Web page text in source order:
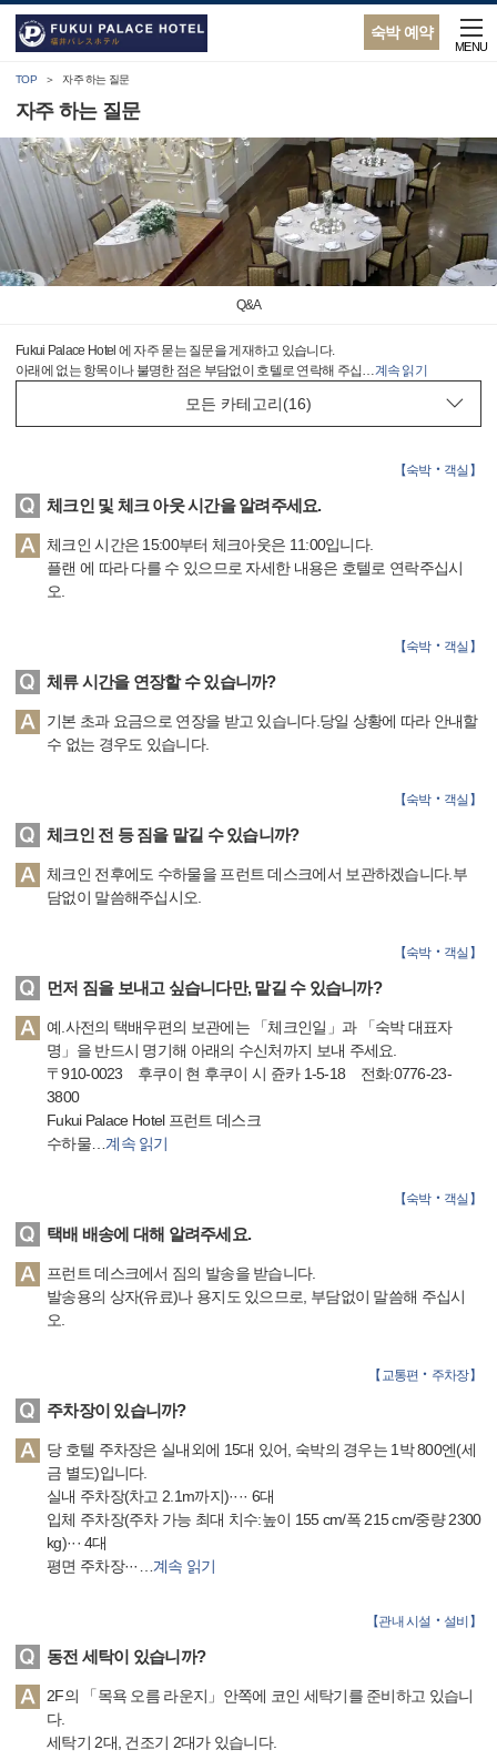
숙박 예약
MENU
TOP 자주 하는 질문
자주 하는 질문
Q&A
Fukui Palace Hotel 에 자주 묻는 질문을 게재하고 있습니다.
아래에 없는 항목이나 불명한 점은 부담없이 호텔로 연락해 주십…계속 읽기
【숙박‧객실 】
체크인 및 체크 아웃 시간을 알려주세요.
체크인 시간은 15:00부터 체크아웃은 11:00입니다.
플랜 에 따라 다를 수 있으므로 자세한 내용은 호텔로 연락주십시
오.
【숙박‧객실 】
체류 시간을 연장할 수 있습니까?
기본 초과 요금으로 연장을 받고 있습니다.당일 상황에 따라 안내할
수 없는 경우도 있습니다.
【숙박‧객실 】
체크인 전 등 짐을 맡길 수 있습니까?
체크인 전후에도 수하물을 프런트 데스크에서 보관하겠습니다.부
담없이 말씀해주십시오.
【숙박‧객실 】
먼저 짐을 보내고 싶습니다만, 맡길 수 있습니까?
예.사전의 택배우편의 보관에는 「체크인일」과 「숙박 대표자
명」을 반드시 명기해 아래의 수신처까지 보내 주세요.
〒910-0023 후쿠이 현 후쿠이 시 쥰카 1-5-18 전화:0776-23-
3800
Fukui Palace Hotel 프런트 데스크
수하물…계속 읽기
【숙박‧객실 】
택배 배송에 대해 알려주세요.
프런트 데스크에서 짐의 발송을 받습니다.
발송용의 상자(유료)나 용지도 있으므로, 부담없이 말씀해 주십시
오.
【 교통편‧주차장】
주차장이 있습니까?
당 호텔 주차장은 실내외에 15대 있어, 숙박의 경우는 1박 800엔(세
금 별도)입니다.
실내 주차장(차고 2.1m까지)···· 6대
입체 주차장(주차 가능 최대 치수:높이 155 cm/폭 215 cm/중량 2300
kg)··· 4대
평면 주차장··· …계속 읽기
【관내 시설‧설비 】
동전 세탁이 있습니까?
2F의 「목욕 오름 라운지」안쪽에 코인 세탁기를 준비하고 있습니
다.
세탁기 2대, 건조기 2대가 있습니다.